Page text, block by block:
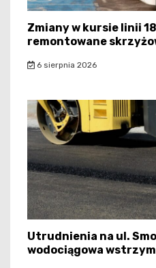
Zmiany w kursie linii
remontowane
6 sierpnia 2026
Utrudnienia na ul.
wodociągowa